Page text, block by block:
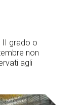
II grado o
non
agli